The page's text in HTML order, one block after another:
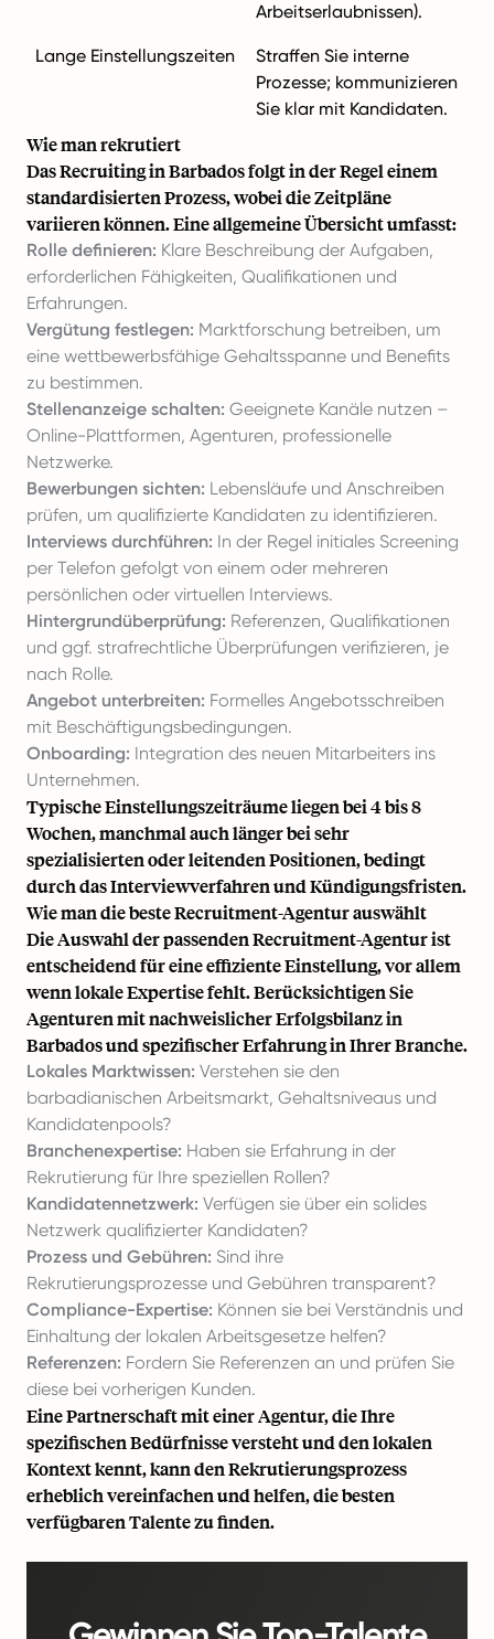
Arbeitserlaubnissen).
Lange Einstellungszeiten
Straffen Sie interne
Prozesse; kommunizieren
Sie klar mit Kandidaten.
Wie man rekrutiert
Das Recruiting in Barbados folgt in der Regel einem
standardisierten Prozess, wobei die Zeitpläne
variieren können. Eine allgemeine Übersicht umfasst:
Rolle definieren: Klare Beschreibung der Aufgaben,
erforderlichen Fähigkeiten, Qualifikationen und
Erfahrungen.
Vergütung festlegen: Marktforschung betreiben, um
eine wettbewerbsfähige Gehaltsspanne und Benefits
zu bestimmen.
Stellenanzeige schalten: Geeignete Kanäle nutzen –
Online-Plattformen, Agenturen, professionelle
Netzwerke.
Bewerbungen sichten: Lebensläufe und Anschreiben
prüfen, um qualifizierte Kandidaten zu identifizieren.
Interviews durchführen: In der Regel initiales Screening
per Telefon gefolgt von einem oder mehreren
persönlichen oder virtuellen Interviews.
Hintergrundüberprüfung: Referenzen, Qualifikationen
und ggf. strafrechtliche Überprüfungen verifizieren, je
nach Rolle.
Angebot unterbreiten: Formelles Angebotsschreiben
mit Beschäftigungsbedingungen.
Onboarding: Integration des neuen Mitarbeiters ins
Unternehmen.
Typische Einstellungszeiträume liegen bei 4 bis 8
Wochen, manchmal auch länger bei sehr
spezialisierten oder leitenden Positionen, bedingt
durch das Interviewverfahren und Kündigungsfristen.
Wie man die beste Recruitment-Agentur auswählt
Die Auswahl der passenden Recruitment-Agentur ist
entscheidend für eine effiziente Einstellung, vor allem
wenn lokale Expertise fehlt. Berücksichtigen Sie
Agenturen mit nachweislicher Erfolgsbilanz in
Barbados und spezifischer Erfahrung in Ihrer Branche.
Lokales Marktwissen: Verstehen sie den
barbadianischen Arbeitsmarkt, Gehaltsniveaus und
Kandidatenpools?
Branchenexpertise: Haben sie Erfahrung in der
Rekrutierung für Ihre speziellen Rollen?
Kandidatennetzwerk: Verfügen sie über ein solides
Netzwerk qualifizierter Kandidaten?
Prozess und Gebühren: Sind ihre
Rekrutierungsprozesse und Gebühren transparent?
Compliance-Expertise: Können sie bei Verständnis und
Einhaltung der lokalen Arbeitsgesetze helfen?
Referenzen: Fordern Sie Referenzen an und prüfen Sie
diese bei vorherigen Kunden.
Eine Partnerschaft mit einer Agentur, die Ihre
spezifischen Bedürfnisse versteht und den lokalen
Kontext kennt, kann den Rekrutierungsprozess
erheblich vereinfachen und helfen, die besten
verfügbaren Talente zu finden.